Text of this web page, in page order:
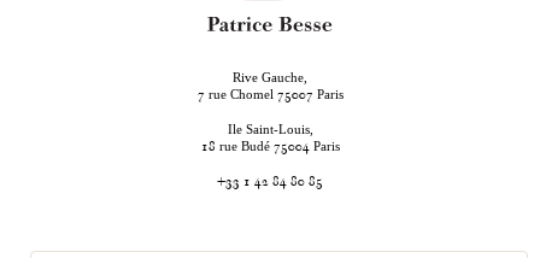
Rive Gauche,
7 rue Chomel 75007 Paris
Ile Saint-Louis,
18 rue Budé 75004 Paris
+33 1 42 84 80 85